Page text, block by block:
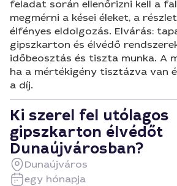
feladat során ellenőrizni kell a
megmérni a kései éleket, a
élfényes eldolgozás. Elvárás:
gipszkarton és élvédő
időbeosztás és tiszta munka. A
ha a mértékigény tisztázva van
a díj.
Ki szerel fel utólagos
gipszkarton élvédőt
Dunaújvárosban?
Dunaújváros
egy hónapja